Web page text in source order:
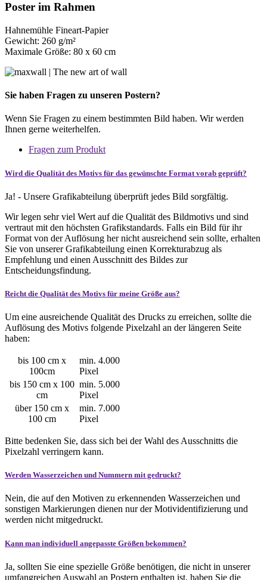
Poster im Rahmen
Hahnemühle Fineart-Papier
Gewicht: 260 g/m²
Maximale Größe: 80 x 60 cm
Sie haben Fragen zu unseren Postern?
Wenn Sie Fragen zu einem bestimmten Bild haben. Wir werden
Ihnen gerne weiterhelfen.
Fragen zum Produkt
Wird die Qualität des Motivs für das gewünschte Format vorab geprüft?
Ja! - Unsere Grafikabteilung überprüft jedes Bild sorgfältig.
Wir legen sehr viel Wert auf die Qualität des Bildmotivs und sind
vertraut mit den höchsten Grafikstandards. Falls ein Bild für ihr
Format von der Auflösung her nicht ausreichend sein sollte, erhalten
Sie von unserer Grafikabteilung einen Korrekturabzug als
Empfehlung und einen Ausschnitt des Bildes zur
Entscheidungsfindung.
Reicht die Qualität des Motivs für meine Größe aus?
Um eine ausreichende Qualität des Drucks zu erreichen, sollte die
Auflösung des Motivs folgende Pixelzahl an der längeren Seite
haben:
bis 100 cm x
100cm
min. 4.000
Pixel
bis 150 cm x 100
cm
min. 5.000
Pixel
über 150 cm x
100 cm
min. 7.000
Pixel
Bitte bedenken Sie, dass sich bei der Wahl des Ausschnitts die
Pixelzahl verringern kann.
Werden Wasserzeichen und Nummern mit gedruckt?
Nein, die auf den Motiven zu erkennenden Wasserzeichen und
sonstigen Markierungen dienen nur der Motividentifizierung und
werden nicht mitgedruckt.
Kann man individuell angepasste Größen bekommen?
Ja, sollten Sie eine spezielle Größe benötigen, die nicht in unserer
umfangreichen Auswahl an Postern enthalten ist, haben Sie die